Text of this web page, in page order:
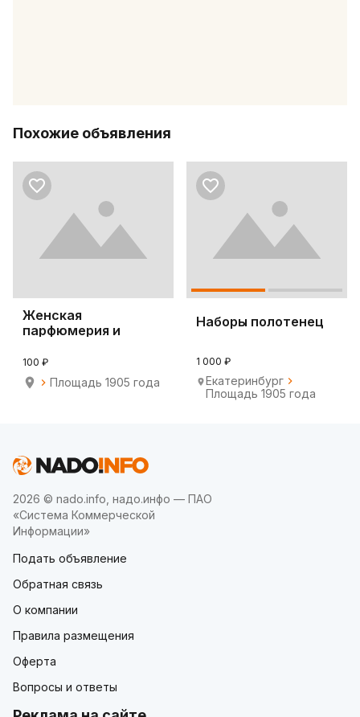
Похожие объявления
Женская
парфюмерия и
100 ₽
Площадь 1905 года
Наборы полотенец
1 000 ₽
Екатеринбург
Площадь 1905 года
2026 © nado.info, надо.инфо — ПАО
«Система Коммерческой
Информации»
Подать объявление
Обратная связь
О компании
Правила размещения
Оферта
Вопросы и ответы